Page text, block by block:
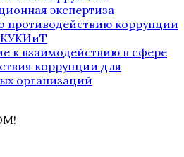
экспертиза
противодействию коррупции
к взаимодействию в сфере
коррупции для
организаций